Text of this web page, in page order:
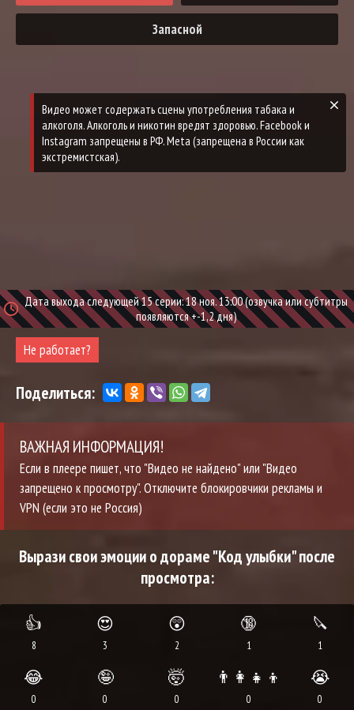
Запасной
Дата выхода следующей 15 серии: 18 ноя. 13:00 (озвучка или субтитры
появляются +-1,2 дня)
Не работает?
Поделиться:
ВАЖНАЯ ИНФОРМАЦИЯ!
Если в плеере пишет, что "Видео не найдено" или "Видео
запрещено к просмотру". Отключите блокировчики рекламы и
VPN (если это не Россия)
Вырази свои эмоции о дораме "Код улыбки" после
просмотра:
👍
8
😍
3
😲
2
🔞
1
🔪
1
😂
0
🤪
0
🤯
0
👨‍👩‍👧‍👦
0
😭
0